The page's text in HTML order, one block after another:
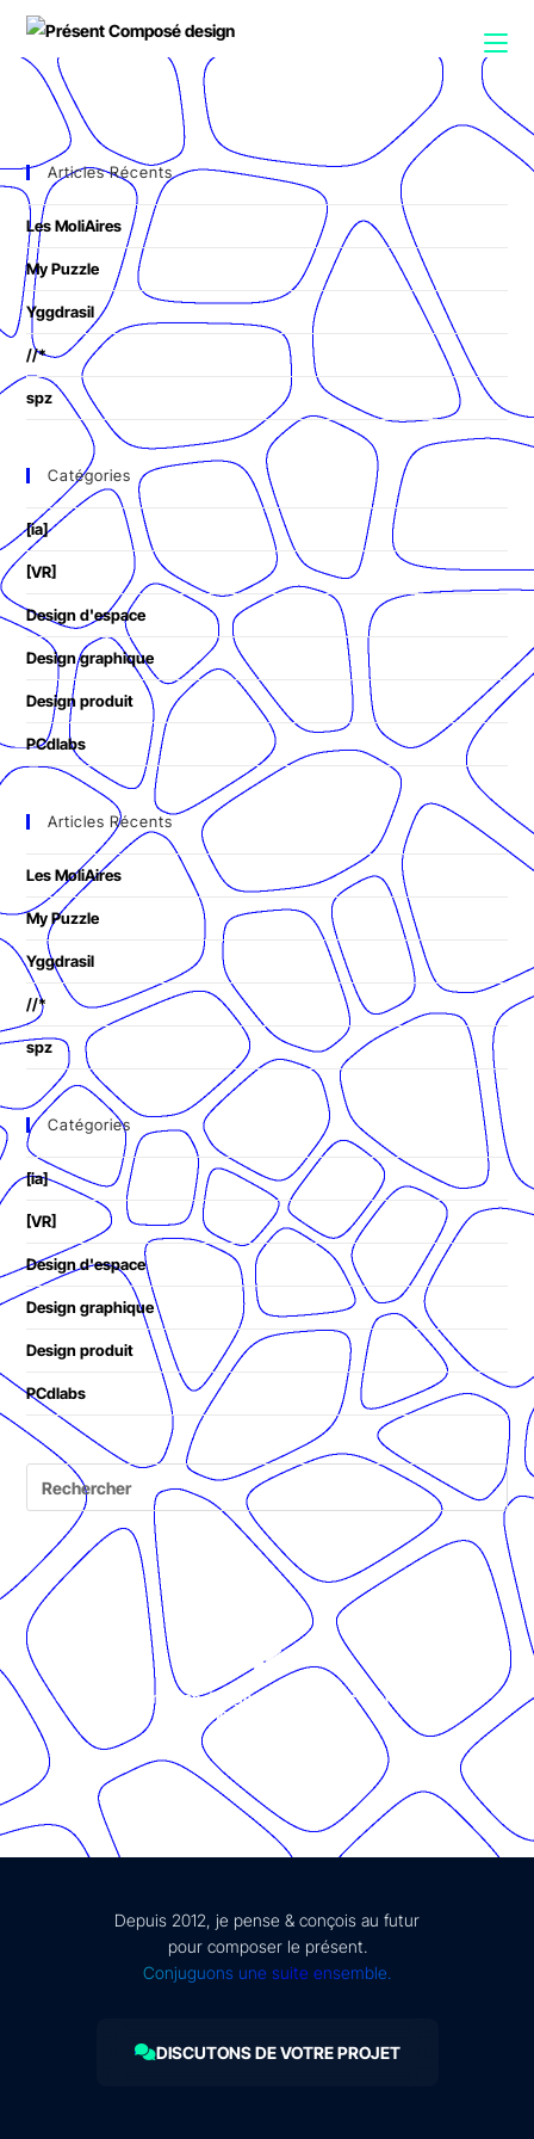
Articles Récents
Les MoliAires
My Puzzle
Yggdrasil
//*
spz
Catégories
[ia]
[VR]
Design d'espace
Design graphique
Design produit
PCdlabs
Articles Récents
Les MoliAires
My Puzzle
Yggdrasil
//*
spz
Catégories
[ia]
[VR]
Design d'espace
Design graphique
Design produit
PCdlabs
© Présent Composé design - 2024 - Tous droits réservés -
mentions légales
Depuis 2012, je pense & conçois au futur
pour composer le présent.
Conjuguons une suite ensemble.
DISCUTONS DE VOTRE PROJET